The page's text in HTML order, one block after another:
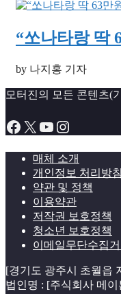
“쏘나타랑 딱
by 나지홍 기자
모터진의 모든 콘텐츠(
Facebook
X YouTube
Instagram
매체 소개
개인정보 처리방침
약관 및 정책
이용약관
저작권 보호정책
청소년 보호정책
이메일무단수집
[경기도 광주시 초월읍
법인명 : [주식회사 메이